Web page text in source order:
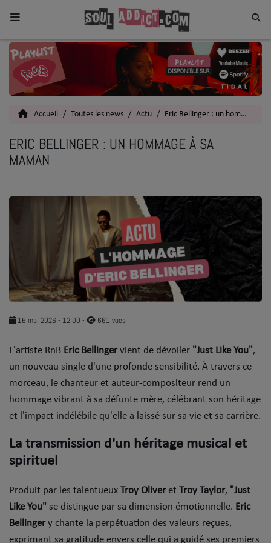
Home
Toutes les News
Actu
Interviews
SOUL ADDICT PLAY
Flash News
Dans la Street
C quoi ton Actu ?
Dans ton Téléphone
Mic 2 Rue
URBAN CULTURE
Sport
Accueil Toutes les news Actu Eric Bellinger : un hommage à sa maman
ERIC BELLINGER : UN HOMMAGE À SA
MAMAN
16 mai 2026 - 12:00 - 661 vues
​L'artiste RnB Eric Bellingervient de dévoiler "Just Like You",
un nouveau single d'une profonde sensibilité. À travers ce
morceau, le chanteur et auteur-compositeur rend un
hommage vibrant à sa défunte mère, célébrant son héritage
et l'impact indélébile qu'elle a laissé sur sa vie et sa carrière.
​La transmission d'un héritage musical et
spirituel
Produit par les talentueux Troy Oliver et Troy Taylor, "Just
Like You" se distingue par sa dimension émotionnelle. Eric
Bellingery chante la perpétuation des valeurs reçues,
exprimant sa gratitude envers celle qui a guidé ses premiers